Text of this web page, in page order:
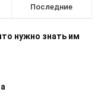
Последние
нужно знать им